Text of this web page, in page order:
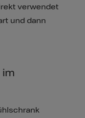
verwendet
und dann